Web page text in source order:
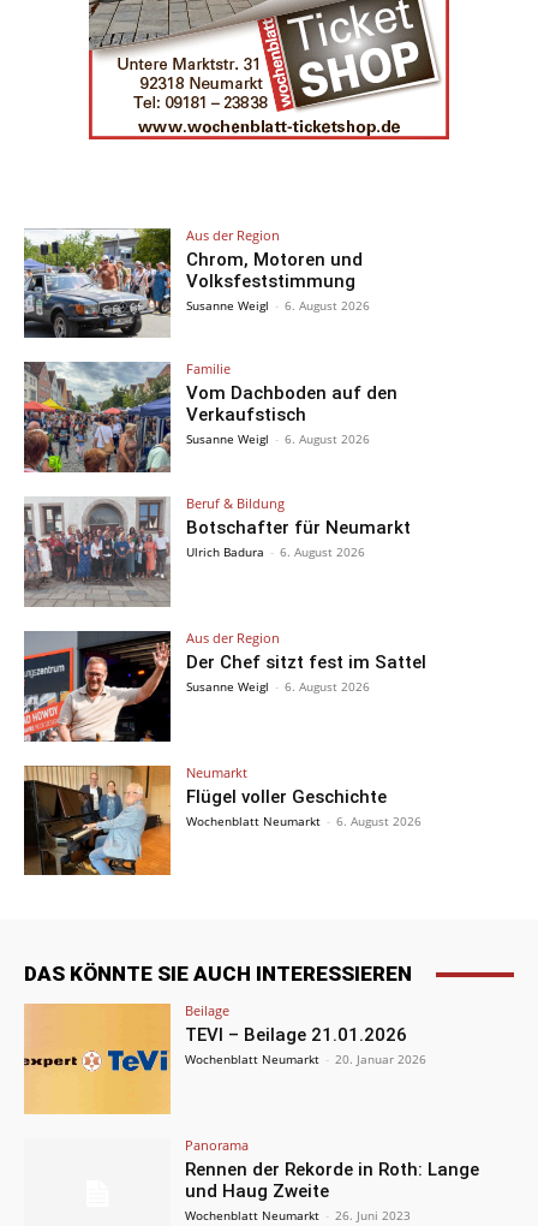
Aus der Region
Chrom, Motoren und
Volksfeststimmung
Susanne Weigl - 6. August 2026
Familie
Vom Dachboden auf den
Verkaufstisch
Susanne Weigl - 6. August 2026
Beruf & Bildung
Botschafter für Neumarkt
Ulrich Badura - 6. August 2026
Aus der Region
Der Chef sitzt fest im Sattel
Susanne Weigl - 6. August 2026
Neumarkt
Flügel voller Geschichte
Wochenblatt Neumarkt - 6. August 2026
DAS KÖNNTE SIE AUCH INTERESSIEREN
Beilage
TEVI – Beilage 21.01.2026
Wochenblatt Neumarkt - 20. Januar 2026
Panorama
Rennen der Rekorde in Roth: Lange
und Haug Zweite
Wochenblatt Neumarkt - 26. Juni 2023